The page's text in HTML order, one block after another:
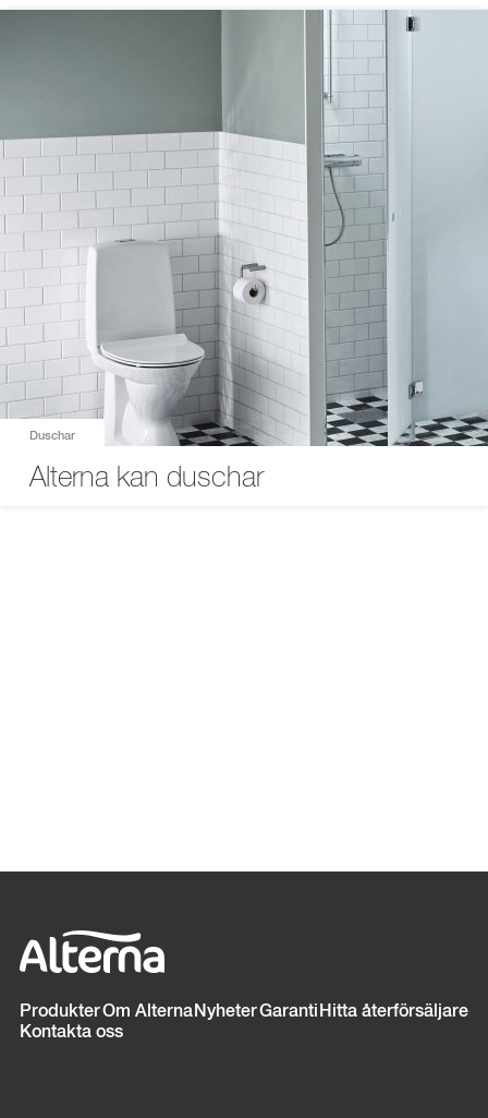
Duschar
Alterna kan duschar
Sidfot
ProdukterOm Alterna NyheterGaranti Hitta återförsäljare
Kontakta oss